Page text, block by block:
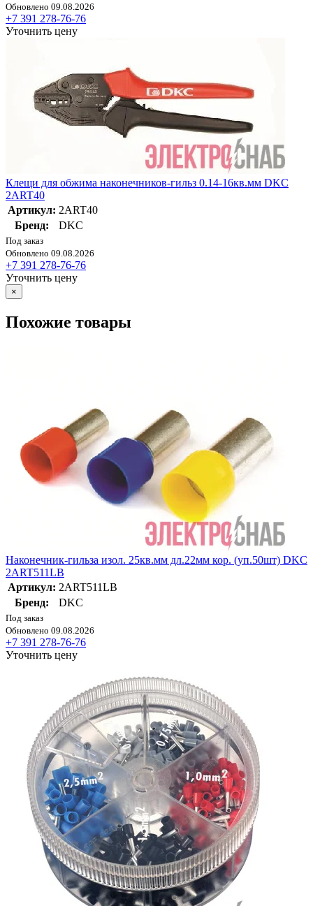
Обновлено 09.08.2026
+7 391 278-76-76
Уточнить цену
Клещи для обжима наконечников-гильз 0.14-16кв.мм DKC
2ART40
Артикул: 2ART40
Бренд:
DKC
Под заказ
Обновлено 09.08.2026
+7 391 278-76-76
Уточнить цену
×
Похожие товары
Наконечник-гильза изол. 25кв.мм дл.22мм кор. (уп.50шт) DKC
2ART511LB
Артикул: 2ART511LB
Бренд:
DKC
Под заказ
Обновлено 09.08.2026
+7 391 278-76-76
Уточнить цену